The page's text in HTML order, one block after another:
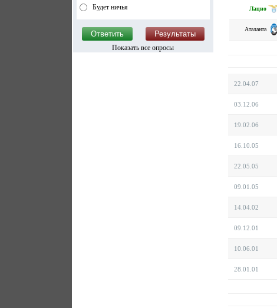
Будет ничья
Показать все опросы
Лацио
Аталанта
22.04.07
03.12.06
19.02.06
16.10.05
22.05.05
09.01.05
14.04.02
09.12.01
10.06.01
28.01.01